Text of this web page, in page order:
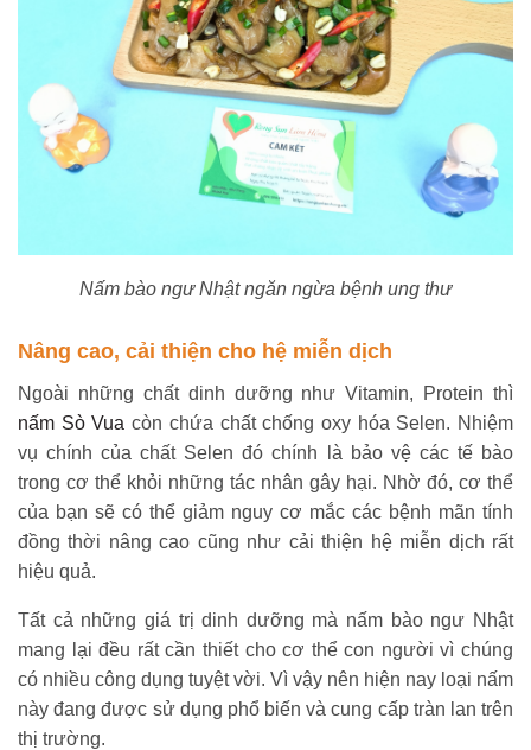
Nấm bào ngư Nhật ngăn ngừa bệnh ung thư
Nâng cao, cải thiện cho hệ miễn dịch
Ngoài những chất dinh dưỡng như Vitamin, Protein thì
nấm Sò Vua còn chứa chất chống oxy hóa Selen. Nhiệm
vụ chính của chất Selen đó chính là bảo vệ các tế bào
trong cơ thể khỏi những tác nhân gây hại. Nhờ đó, cơ thể
của bạn sẽ có thể giảm nguy cơ mắc các bệnh mãn tính
đồng thời nâng cao cũng như cải thiện hệ miễn dịch rất
hiệu quả.
Tất cả những giá trị dinh dưỡng mà nấm bào ngư Nhật
mang lại đều rất cần thiết cho cơ thể con người vì chúng
có nhiều công dụng tuyệt vời. Vì vậy nên hiện nay loại nấm
này đang được sử dụng phổ biến và cung cấp tràn lan trên
thị trường.